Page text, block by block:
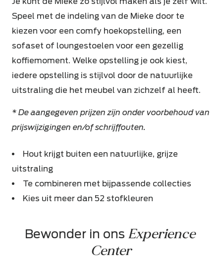
Speel met de indeling van de Mieke door te
kiezen voor een comfy hoekopstelling, een
sofaset of loungestoelen voor een gezellig
koffiemoment. Welke opstelling je ook kiest,
iedere opstelling is stijlvol door de natuurlijke
uitstraling die het meubel van zichzelf al heeft.
* De aangegeven prijzen zijn onder voorbehoud van
prijswijzigingen en/of schrijffouten.
Hout krijgt buiten een natuurlijke, grijze
uitstraling
Te combineren met bijpassende collecties
Kies uit meer dan 52 stofkleuren
Bewonder in ons Experience
Center